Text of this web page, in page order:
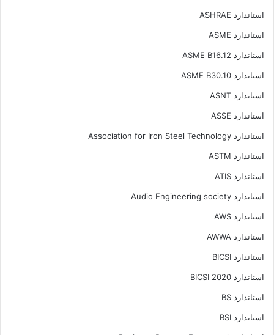
استاندارد ASHRAE
استاندارد ASME
استاندارد ASME B16.12
استاندارد ASME B30.10
استاندارد ASNT
استاندارد ASSE
استاندارد Association for Iron Steel Technology
استاندارد ASTM
استاندارد ATIS
استاندارد Audio Engineering society
استاندارد AWS
استاندارد AWWA
استاندارد BICSI
استاندارد BICSI 2020
استاندارد BS
استاندارد BSI